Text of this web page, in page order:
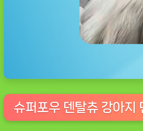
슈퍼포우 덴탈츄 강아지